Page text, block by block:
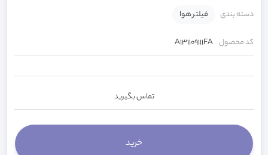
دسته بندی فیلتر هوا
کد محصول A131109111FA
تماس بگیرید